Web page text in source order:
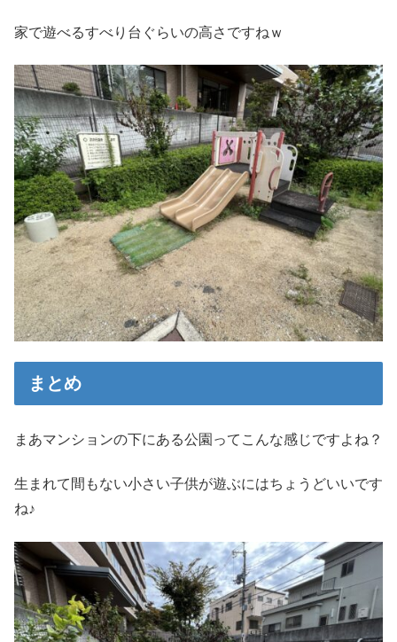
家で遊べるすべり台ぐらいの高さですねｗ
まとめ
まあマンションの下にある公園ってこんな感じですよね？
生まれて間もない小さい子供が遊ぶにはちょうどいいです
ね♪